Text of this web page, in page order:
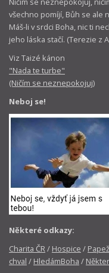
všechno pomíjí, Bůh se ale
Máš-li v srdci Boha, nic ti
jeho láska stačí. (Terezie z
Viz Taizé kánon
"Nada te turbe"
(Ničím se neznepokojuj)
Neboj se!
Některé odkazy:
Charita ČR / Hospice /
chval / HledámBoha /